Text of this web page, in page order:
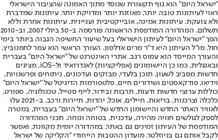
"ישראל היום" הוא גוף תקשורת שנוסד מתוך האמונה שהציבור הישראלי
ראוי לעיתונות טובה יותר, מאוזנת יותר ומדויקת יותר. עיתונות שמדברת
ולא צועקת. עיתונות אמינה, אובייקטיבית ועניינית. עיתונות אחרת וללא
תשלום. המהדורה המודפסת הראשונה פורסמה ב-30 ביולי 2007, וב-2010
הפך "ישראל היום" לעיתון הישראלי בעל שיעור החשיפה הגבוה ביותר בימי
חול. מו"ל העיתון היא ד"ר מרים אדלסון. העורך הראשי הוא עמר לחמנוביץ,
והעורך המייסד הוא עמוס רגב. אתרי האינטרנט של "ישראל היום" בעברית
ובאנגלית, כמו כן היישומונים (אפליקציות) לאנדרואיד ול-iOS, מציגים
חדשות מסביב לשעון, תוכן בלעדי, מבזקים ועדכונים, ניתוחים ופרשנויות,
וידיאו, פודקאסטים ושידורים חיים. פלטפורמות הדיגיטל של "ישראל היום"
כוללות ערוצי חדשות ודעות, תרבות ובידור, לייף סטייל, טכנולוגיה, ספורט,
כלכלה וצרכנות, בריאות, חיילים, אוכל, יהדות, תיירות ורכב. ב-2021 עלו
לאוויר האתר החדש והיישומון החדש של "ישראל היום" בעברית, במטרה
לספק לגולשים חוויה מהירה, עדכנית, בטוחה ונוחה. תכני המהדורה
המודפסת של העיתון זמינים גם באתר, במהדורה יומית מקוונת, ואפשר
לקבל אותם גם בניוזלטר. מועדון ההטבות הייחודי "הקליקה של ישראל